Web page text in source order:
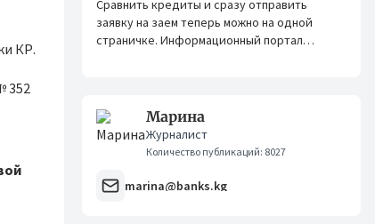
КР.
352
партнерами
Сравнить кредиты и сразу отправить
заявку на заем теперь можно на одной
страничке. Информационный портал
Марина
Журналист
Количество публикаций: 8027
marina@banks.kg